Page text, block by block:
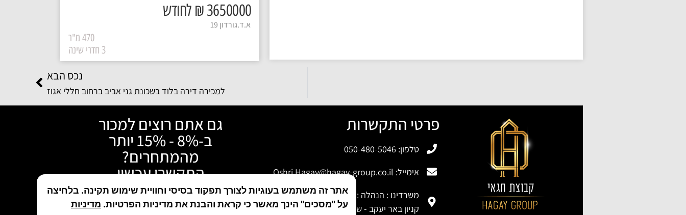
3650000 ₪ לחודש
א.ד.גורדון 19
470 מ"ר
3 חדרי שינה
נכס הבא
למכירה דירה בלוד בשכונת גני אביב ברחוב חללי אגוז
פרטי התקשרות
טלפון: 050-480-5046
אימייל: Oshri.Hagay@hagay-group.co.il
משרדינו : הנהלה : משה לוי 12 רמלה
קניון באר יעקב - שא נס 17 באר יעקב
גם אתם רוצים למכור
ב-8% - 15% יותר
מהמתחרים?
התקשרו עכשיו
אתר זה משתמש בעוגיות לצורך תפקוד בסיסי וחוויית שימוש תקינה. בלחיצה
על "מסכים" הינך מאשר כי קראת והבנת את מדיניות הפרטיות. מדיניות